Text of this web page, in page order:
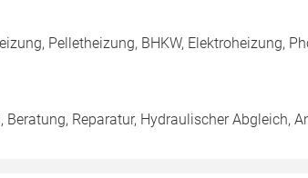
Pelletheizung, BHKW, Elektroheizung,
Reparatur, Hydraulischer Abgleich,